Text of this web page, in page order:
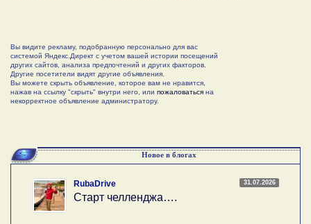
Вы видите рекламу, подобранную персонально для вас
системой Яндекс.Директ с учетом вашей истории посещений
других сайтов, анализа предпочтений и других факторов.
Другие посетители видят другие объявления.
Вы можете скрыть объявление, которое вам не нравится,
нажав на ссылку "скрыть" внутри него, или пожаловаться на
некорректное объявление администратору.
Новое в блогах
31.07.2026
RubaDrive
Старт челленджа….